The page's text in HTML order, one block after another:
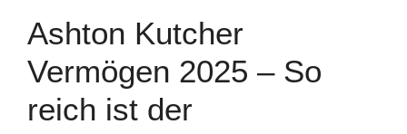
Ashton Kutcher
Vermögen 2025 – So
reich ist der